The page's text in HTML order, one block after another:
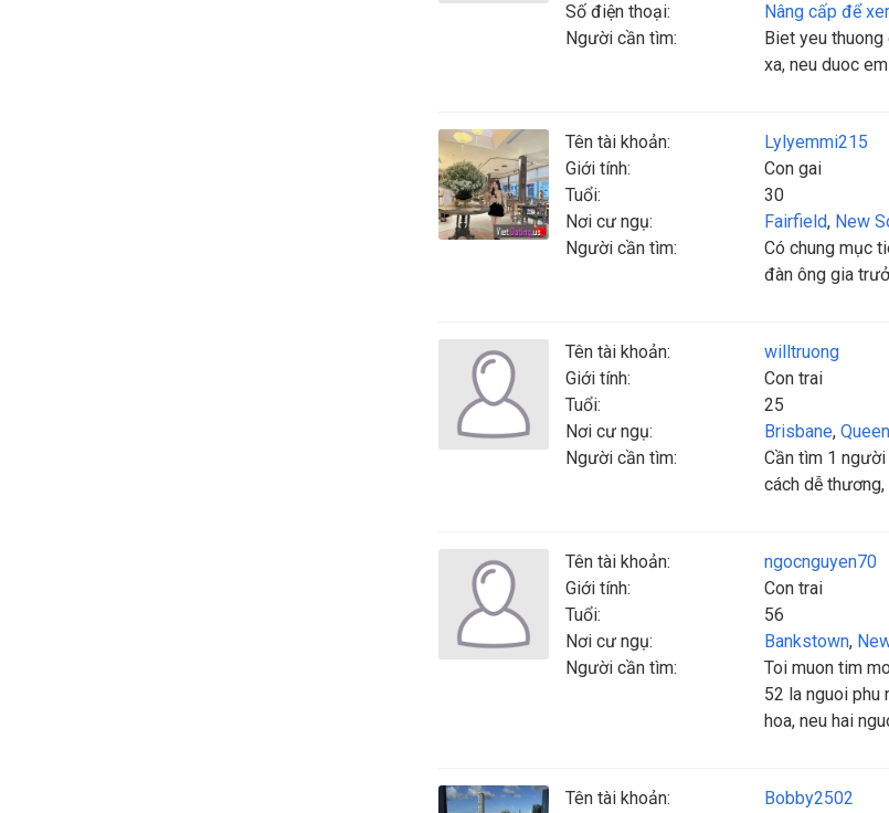
Số điện thoại:
Nâng cấp để
Người cần tìm:
Biet yeu
xa, neu duoc
Tên tài khoản:
Lylyemmi215
Giới tính:
Con gai
Tuổi:
30
Nơi cư ngụ:
Fairfield, New
Người cần tìm:
Có chung mục
đàn ông gia
Tên tài khoản:
willtruong
Giới tính:
Con trai
Tuổi:
25
Nơi cư ngụ:
Brisbane,
Người cần tìm:
Cần tìm 1 người
cách dễ
Tên tài khoản:
ngocnguyen70
Giới tính:
Con trai
Tuổi:
56
Nơi cư ngụ:
Bankstown,
Người cần tìm:
Toi muon tim
52 la nguoi phu
hoa, neu hai
Tên tài khoản:
Bobby2502